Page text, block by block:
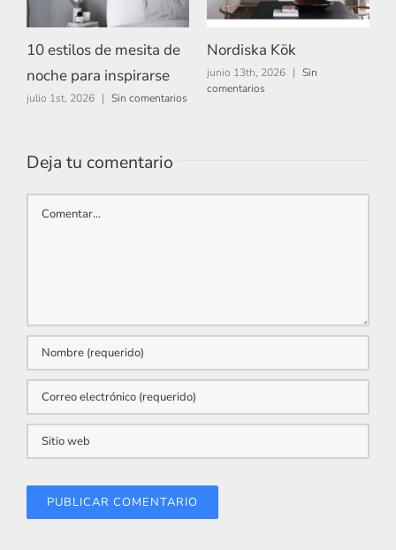
10 estilos de mesita de
noche para inspirarse
julio 1st, 2026 | Sin comentarios
Nordiska Kök
junio 13th, 2026 | Sin
comentarios
Deja tu comentario